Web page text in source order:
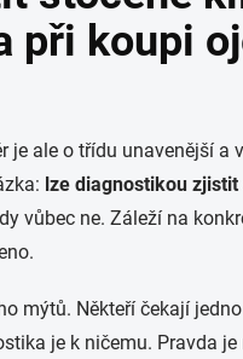
při koupi
je ale o třídu unavenější a
lze diagnostikou
vůbec ne. Záleží na
mýtů. Někteří čekají
je k ničemu. Pravda